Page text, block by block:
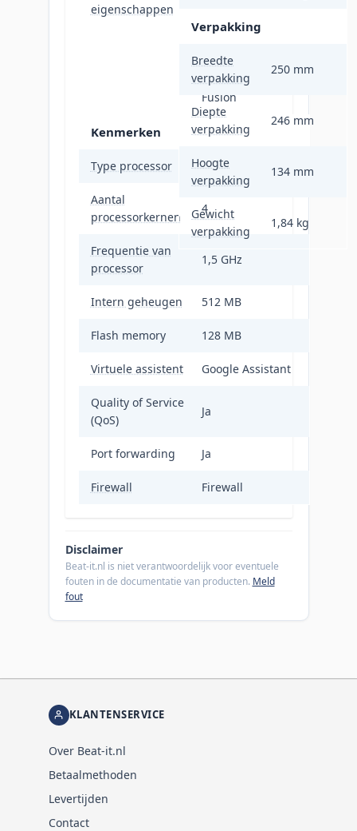
eigenschappen
Server Open VPN
VPN Server
WireGuard VPN
Fusion
Kenmerken
Type processor Ja
Aantal
processorkernen
4
Frequentie van
processor
1,5 GHz
Intern geheugen 512 MB
Flash memory 128 MB
Virtuele assistent Google Assistant
Quality of Service
(QoS)
Ja
Port forwarding Ja
Firewall Firewall
Verpakking
Breedte
verpakking
250 mm
Diepte
verpakking
246 mm
Hoogte
verpakking
134 mm
Gewicht
verpakking
1,84 kg
Disclaimer
Beat-it.nl is niet verantwoordelijk voor eventuele
fouten in de documentatie van producten. Meld
fout
KLANTENSERVICE
Over Beat-it.nl
Betaalmethoden
Levertijden
Contact